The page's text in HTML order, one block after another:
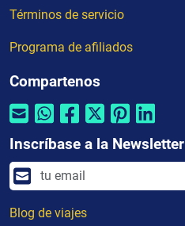
Términos de servicio
Programa de afiliados
Compartenos
Inscríbase a la Newsletter
Blog de viajes